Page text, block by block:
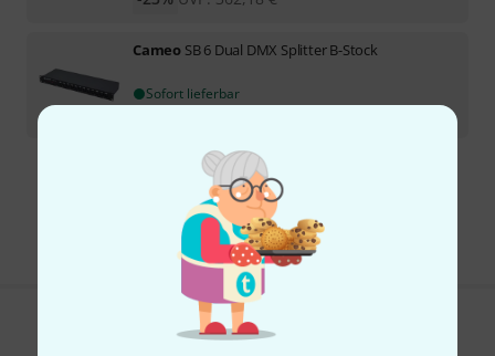
Cameo SB 6 Dual DMX Splitter B-Stock
Sofort lieferbar
Kostenloser Versand ab 29 €
Alle Preise inkl. MwSt.
Gefällt Ihnen, was Sie sehen?